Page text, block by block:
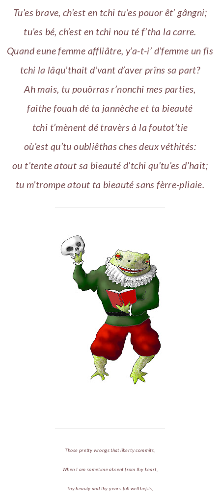
Tu’es brave, ch’est en tchi tu’es pouor êt’ gângni;
tu’es bé, ch’est en tchi nou té f’tha la carre.
Quand eune femme affliâtre, y’a-t-i’ d’femme un fis
tchi la lâqu’thait d’vant d’aver prîns sa part?
Ah mais, tu pouôrras r’nonchi mes parties,
faithe fouah dé ta jannèche et ta bieauté
tchi t’mènent dé travèrs à la foutot’tie
où’est qu’tu oubliêthas ches deux véthités:
ou t’tente atout sa bieauté d’tchi qu’tu’es d’hait;
tu m’trompe atout ta bieauté sans fèrre-pliaie.
Those pretty wrongs that liberty commits,
When I am sometime absent from thy heart,
Thy beauty and thy years full well befits,